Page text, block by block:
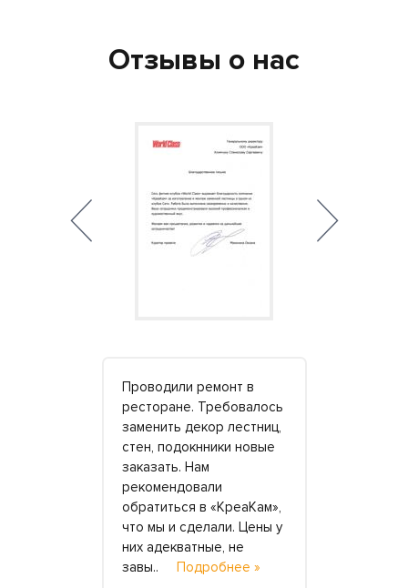
Отзывы о нас
Проводили ремонт в
ресторане. Требовалось
заменить декор лестниц,
стен, подокнники новые
заказать. Нам
рекомендовали
обратиться в «КреаКам»,
что мы и сделали. Цены у
них адекватные, не
завы.. Подробнее »